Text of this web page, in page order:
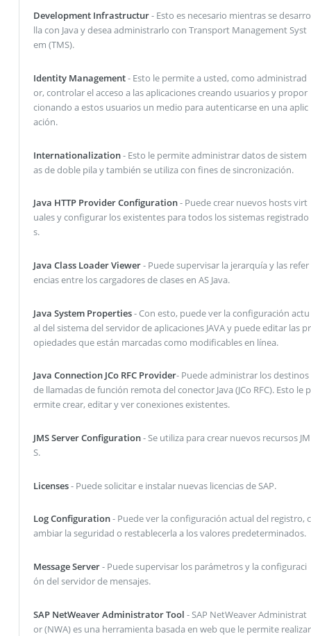
Development Infrastructur- Esto es necesario mientras se desarro
lla con Java y desea administrarlo con Transport Management Syst
em (TMS).
Identity Management- Esto le permite a usted, como administrad
or, controlar el acceso a las aplicaciones creando usuarios y propor
cionando a estos usuarios un medio para autenticarse en una aplic
ación.
Internationalization- Esto le permite administrar datos de sistem
as de doble pila y también se utiliza con fines de sincronización.
Java HTTP Provider Configuration- Puede crear nuevos hosts virt
uales y configurar los existentes para todos los sistemas registrado
s.
Java Class Loader Viewer- Puede supervisar la jerarquía y las refer
encias entre los cargadores de clases en AS Java.
Java System Properties- Con esto, puede ver la configuración actu
al del sistema del servidor de aplicaciones JAVA y puede editar las pr
opiedades que están marcadas como modificables en línea.
Java Connection JCo RFC Provider- Puede administrar los destinos
de llamadas de función remota del conector Java (JCo RFC). Esto le p
ermite crear, editar y ver conexiones existentes.
JMS Server Configuration- Se utiliza para crear nuevos recursos JM
S.
Licenses- Puede solicitar e instalar nuevas licencias de SAP.
Log Configuration- Puede ver la configuración actual del registro, c
ambiar la seguridad o restablecerla a los valores predeterminados.
Message Server- Puede supervisar los parámetros y la configuraci
ón del servidor de mensajes.
SAP NetWeaver Administrator Tool - SAP NetWeaver Administrat
or (NWA) es una herramienta basada en web que le permite realizar